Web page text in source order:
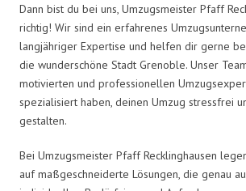
Dann bist du bei uns, Umzugsmeister Pfaff
richtig! Wir sind ein erfahrenes
langjähriger Expertise und helfen dir gerne
die wunderschöne Stadt Grenoble. Unser
motivierten und professionellen
spezialisiert haben, deinen Umzug stressfrei
gestalten.
Bei Umzugsmeister Pfaff Recklinghausen
auf maßgeschneiderte Lösungen, die genau